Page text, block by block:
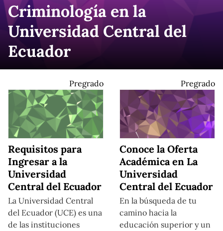
Criminología en la
Universidad Central del
Ecuador
Pregrado
Requisitos para
Ingresar a la
Universidad
Central del Ecuador
La Universidad Central
del Ecuador (UCE) es una
de las instituciones
Pregrado
Conoce la Oferta
Académica en La
Universidad
Central del Ecuador
En la búsqueda de tu
camino hacia la
educación superior y un